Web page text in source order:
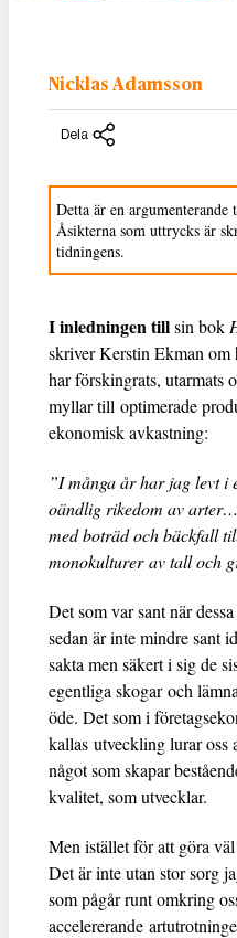
Nicklas Adamsson
Dela
Detta är en
Åsikterna som uttrycks är
tidningens.
I inledningen tillsin bok
skriver Kerstin Ekman om
har förskingrats, utarmats
myllar till optimerade
ekonomisk avkastning:
”I många år har jag levt i
oändlig rikedom av
med boträd och bäckfall
monokulturer av tall och
Det som var sant när
sedan är inte mindre sant
sakta men säkert i sig de
egentliga skogar och
öde. Det som i
kallas utveckling lurar oss
något som skapar
kvalitet, som utvecklar.
Men istället för att göra
Det är inte utan stor sorg
som pågår runt omkring
accelererande